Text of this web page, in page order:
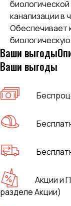
канализации
Обеспечивает
Ваши выгоды
Ваши выгоды
Акции и
разделе Акции)